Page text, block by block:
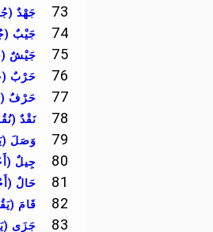
73 جَهْدٌ
74 جَيْبٌ
75 جَيْشٌ
76 حَرْبٌ
77 حَرْفٌ
78 نَقْدٌ
79 وَصَلَ
80 جِيلٌ
81 حَالٌ
82 قَامَ
83 جَزَى